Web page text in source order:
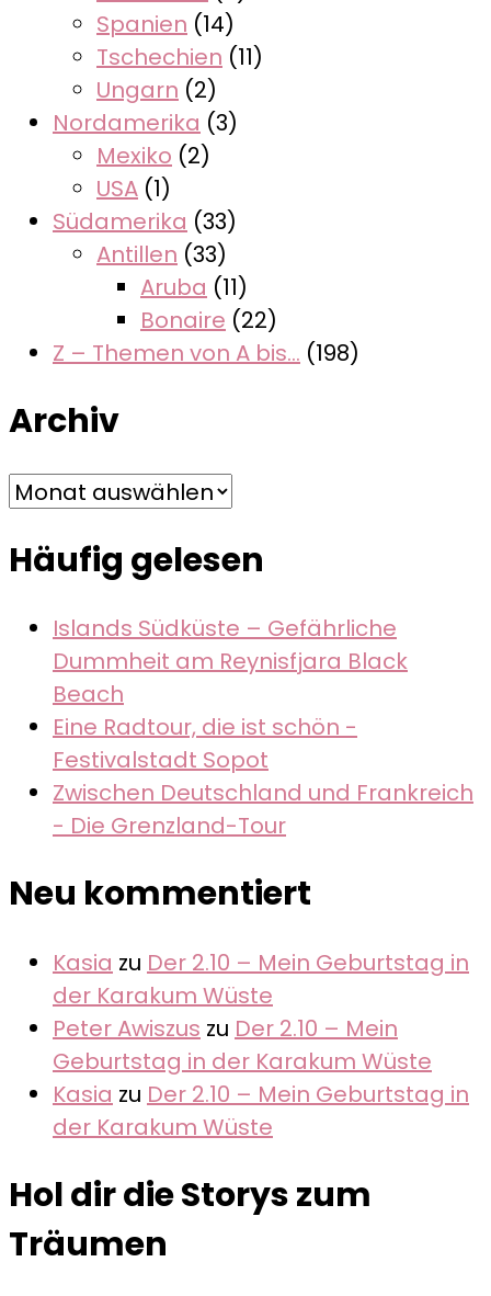
Spanien (14)
Tschechien (11)
Ungarn (2)
Nordamerika (3)
Mexiko (2)
USA (1)
Südamerika (33)
Antillen (33)
Aruba (11)
Bonaire (22)
Z – Themen von A bis… (198)
Archiv
Archiv
Häufig gelesen
Islands Südküste – Gefährliche
Dummheit am Reynisfjara Black
Beach
Eine Radtour, die ist schön -
Festivalstadt Sopot
Zwischen Deutschland und Frankreich
- Die Grenzland-Tour
Neu kommentiert
Kasia zu Der 2.10 – Mein Geburtstag in
der Karakum Wüste
Peter Awiszus zu Der 2.10 – Mein
Geburtstag in der Karakum Wüste
Kasia zu Der 2.10 – Mein Geburtstag in
der Karakum Wüste
Hol dir die Storys zum
Träumen